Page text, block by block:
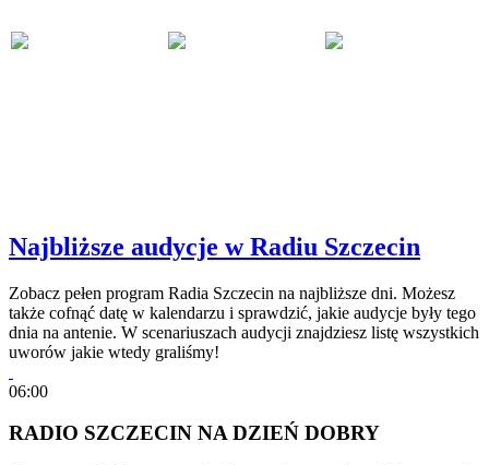
Najbliższe audycje w Radiu Szczecin
Zobacz pełen program Radia Szczecin na najbliższe dni. Możesz
także cofnąć datę w kalendarzu i sprawdzić, jakie audycje były tego
dnia na antenie. W scenariuszach audycji znajdziesz listę wszystkich
uworów jakie wtedy graliśmy!
06:00
RADIO SZCZECIN NA DZIEŃ DOBRY